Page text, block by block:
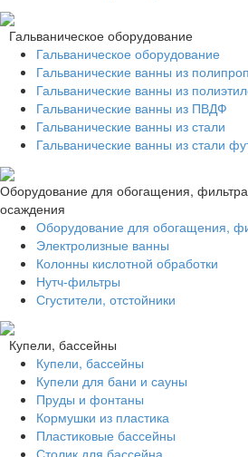
Гальваническое оборудование
Гальваническое оборудование
Гальванические ванны из
Гальванические ванны из
Гальванические ванны из ПВДФ
Гальванические ванны из стали
Гальванические ванны из стали
Оборудование для обогащения,
осаждения
Оборудование для обогащения,
Электролизные ванны
Колонны кислотной обработки
Нутч-фильтры
Сгустители, отстойники
Купели, бассейны
Купели, бассейны
Купели для бани и сауны
Пруды и фонтаны
Кормушки из пластика
Пластиковые бассейны
Столик для бассейна